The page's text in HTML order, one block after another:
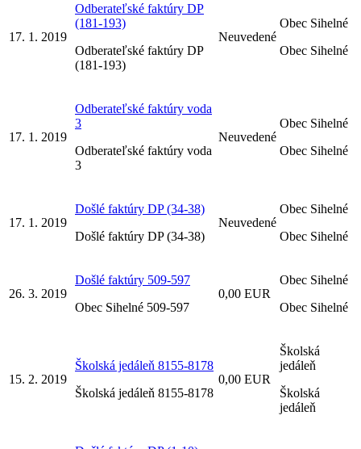
17. 1. 2019
Odberateľské faktúry DP
(181-193)
Odberateľské faktúry DP
(181-193)
Neuvedené
Obec Sihelné
Obec Sihelné
17. 1. 2019
Odberateľské faktúry voda
3
Odberateľské faktúry voda
3
Neuvedené
Obec Sihelné
Obec Sihelné
17. 1. 2019
Došlé faktúry DP (34-38)
Došlé faktúry DP (34-38)
Neuvedené
Obec Sihelné
Obec Sihelné
26. 3. 2019
Došlé faktúry 509-597
Obec Sihelné 509-597
0,00 EUR
Obec Sihelné
Obec Sihelné
15. 2. 2019
Školská jedáleň 8155-8178
Školská jedáleň 8155-8178
0,00 EUR
Školská
jedáleň
Školská
jedáleň